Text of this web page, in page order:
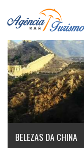
BELEZAS DA CHINA